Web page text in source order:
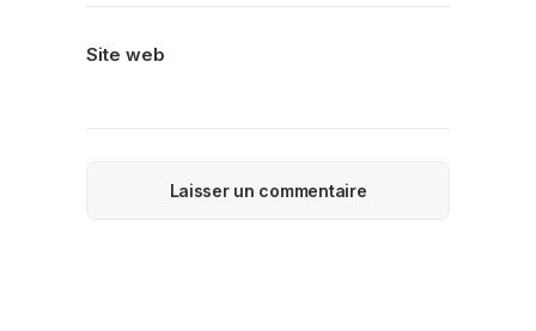
Site web